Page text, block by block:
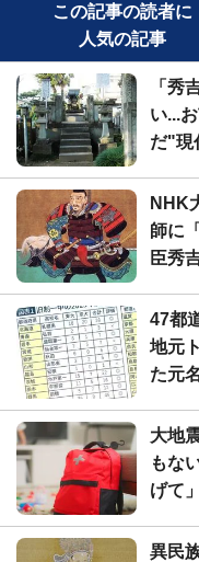
この記事の読者に
人気の記事
「秀
い...
だ"現
NHK
師に
臣秀
47都
地元
た元
大地
もな
げて
異民